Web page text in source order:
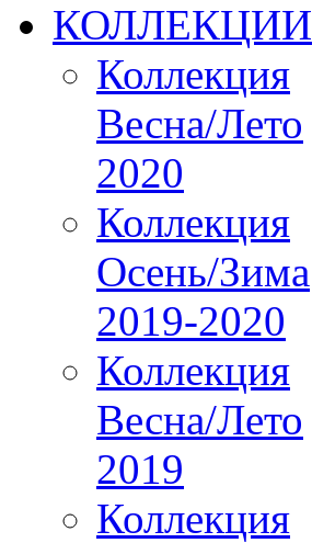
КОЛЛЕКЦИИ
Коллекция
Весна/Лето
2020
Коллекция
Осень/Зима
2019-2020
Коллекция
Весна/Лето
2019
Коллекция